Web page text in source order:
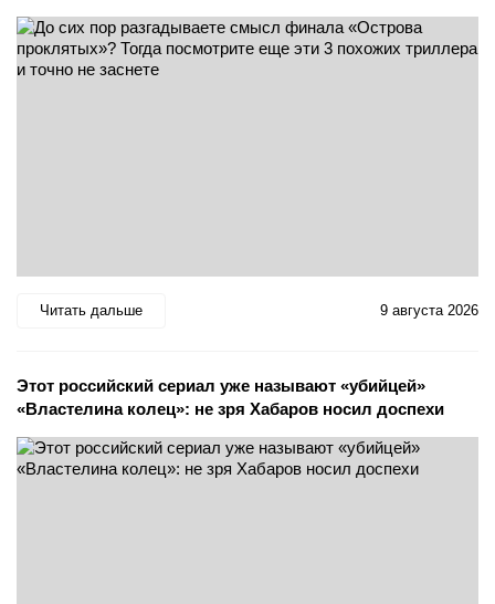
Читать дальше 9 августа 2026
Этот российский сериал уже называют «убийцей»
«Властелина колец»: не зря Хабаров носил доспехи